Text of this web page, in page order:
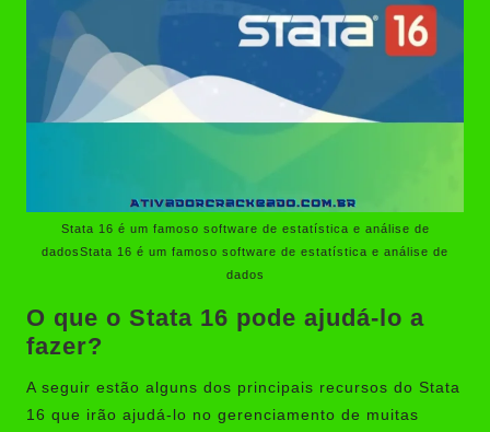
Stata 16 é um famoso software de estatística e análise de
dadosStata 16 é um famoso software de estatística e análise de
dados
O que o Stata 16 pode ajudá-lo a
fazer?
A seguir estão alguns dos principais recursos do Stata
16 que irão ajudá-lo no gerenciamento de muitas